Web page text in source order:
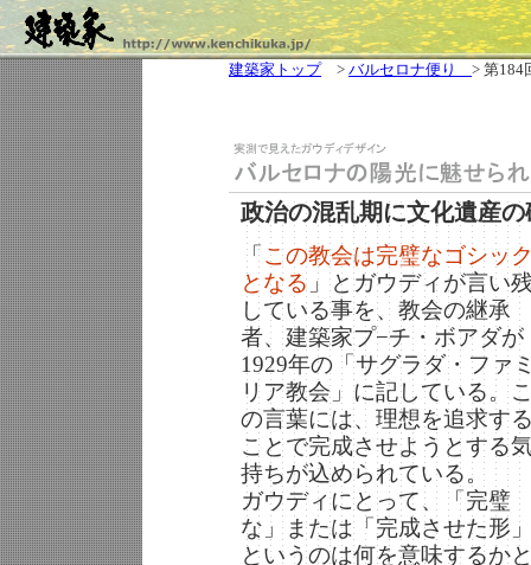
建築家トップ> バルセロナ便り > 第184
政治の混乱期に文化遺産
「 この教会は完璧なゴシッ
となる 」とガウディが言い
している事を、教会の継承
者、建築家プ−チ・ボアダが
1929年の「サグラダ・ファ
リア教会」に記している。
の言葉には、理想を追求す
ことで完成させようとする
持ちが込められている。
ガウディにとって、「完璧
な」または「完成させた形
というのは何を意味するか